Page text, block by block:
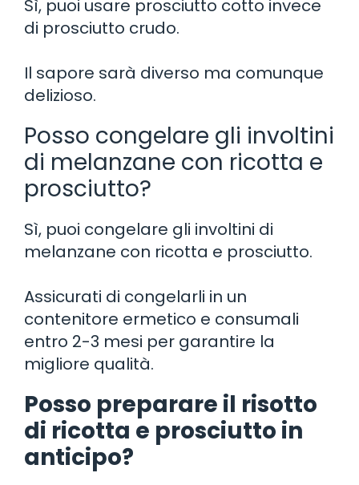
Sì, puoi usare prosciutto cotto invece
di prosciutto crudo.
Il sapore sarà diverso ma comunque
delizioso.
Posso congelare gli involtini
di melanzane con ricotta e
prosciutto?
Sì, puoi congelare gli involtini di
melanzane con ricotta e prosciutto.
Assicurati di congelarli in un
contenitore ermetico e consumali
entro 2-3 mesi per garantire la
migliore qualità.
Posso preparare il risotto
di ricotta e prosciutto in
anticipo?